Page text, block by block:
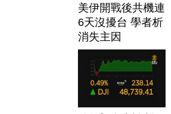
美伊開戰後共機連
6天沒擾台 學者析
消失主因